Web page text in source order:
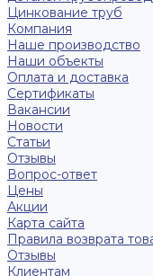
Цинкование труб
Компания
Наше производство
Наши объекты
Оплата и доставка
Сертификаты
Вакансии
Новости
Статьи
Отзывы
Вопрос-ответ
Цены
Акции
Карта сайта
Правила возврата
Отзывы
Клиентам